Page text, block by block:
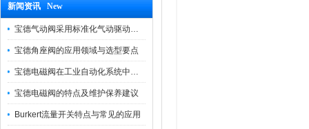
新闻资讯 New
宝德气动阀采用标准化气动驱动设计，可匹配各类工业气源工况
宝德角座阀的应用领域与选型要点
宝德电磁阀在工业自动化系统中的作用
宝德电磁阀的特点及维护保养建议
Burkert流量开关特点与常见的应用